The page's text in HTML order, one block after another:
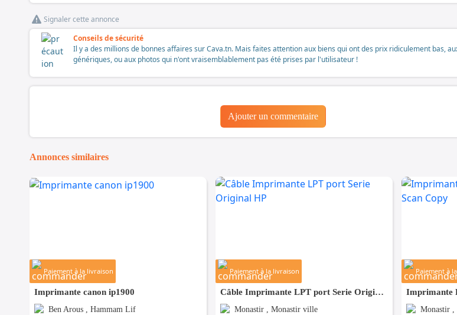
Signaler cette annonce
Conseils de sécurité
Il y a des millions de bonnes affaires sur Cava.tn. Mais faites attention aux biens qui ont des prix ridiculement bas,
génériques, ou aux photos qui n'ont vraisemblablement pas été prises par l'utilisateur !
Ajouter un commentaire
Annonces similaires
Paiement à la livraison
Imprimante canon ip1900
Ben Arous , Hammam Lif
Paiement à la livraison
Câble Imprimante LPT port Serie Original HP
Monastir , Monastir ville
Paiement à
Monastir